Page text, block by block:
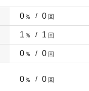
0％ / 0 回
1％ / 1 回
0％ / 0 回
0％ / 0 回